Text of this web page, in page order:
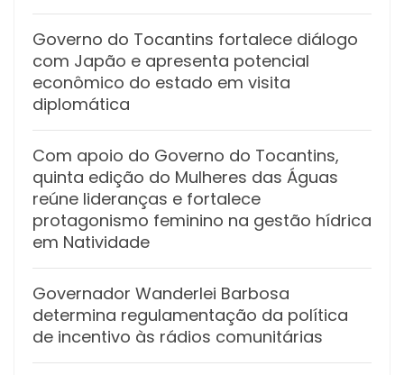
Governo do Tocantins fortalece diálogo
com Japão e apresenta potencial
econômico do estado em visita
diplomática
Com apoio do Governo do Tocantins,
quinta edição do Mulheres das Águas
reúne lideranças e fortalece
protagonismo feminino na gestão hídrica
em Natividade
Governador Wanderlei Barbosa
determina regulamentação da política
de incentivo às rádios comunitárias